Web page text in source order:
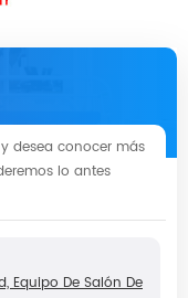
desea conocer más
lo antes
Equipo De Salón De